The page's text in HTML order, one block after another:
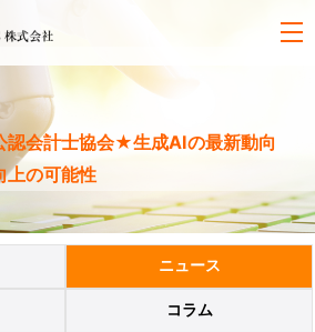
認会計士協会★生成AIの最新動向
上の可能性
ニュース
コラム